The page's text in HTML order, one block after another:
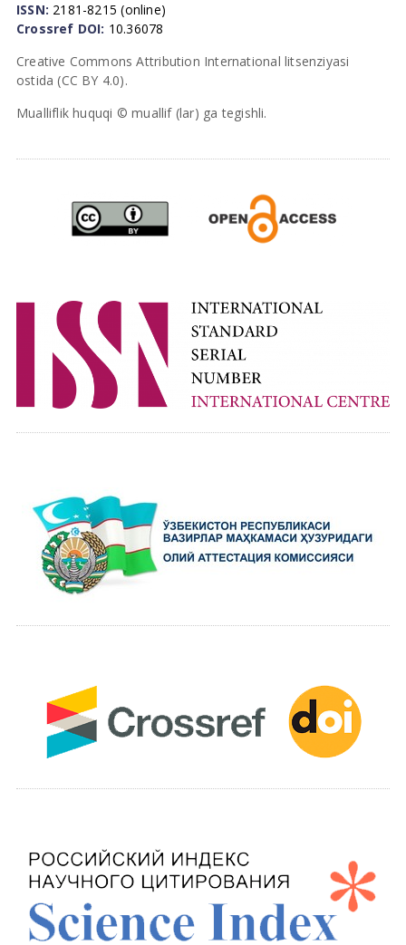
ISSN: 2181-8215 (online)
Crossref DOI: 10.36078
Creative Commons Attribution International litsenziyasi
ostida (CC BY 4.0).
Mualliflik huquqi © muallif (lar) ga tegishli.